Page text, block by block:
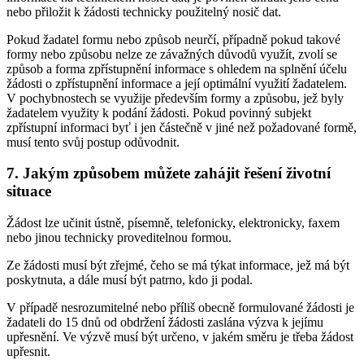
nebo přiložit k žádosti technicky použitelný nosič dat.
Pokud žadatel formu nebo způsob neurčí, případně pokud takové
formy nebo způsobu nelze ze závažných důvodů využít, zvolí se
způsob a forma zpřístupnění informace s ohledem na splnění účelu
žádosti o zpřístupnění informace a její optimální využití žadatelem.
V pochybnostech se využije především formy a způsobu, jež byly
žadatelem využity k podání žádosti. Pokud povinný subjekt
zpřístupní informaci byť i jen částečně v jiné než požadované formě,
musí tento svůj postup odůvodnit.
7. Jakým způsobem můžete zahájit řešení životní
situace
Žádost lze učinit ústně, písemně, telefonicky, elektronicky, faxem
nebo jinou technicky proveditelnou formou.
Ze žádosti musí být zřejmé, čeho se má týkat informace, jež má být
poskytnuta, a dále musí být patrno, kdo ji podal.
V případě nesrozumitelné nebo příliš obecně formulované žádosti je
žadateli do 15 dnů od obdržení žádosti zaslána výzva k jejímu
upřesnění. Ve výzvě musí být určeno, v jakém směru je třeba žádost
upřesnit.